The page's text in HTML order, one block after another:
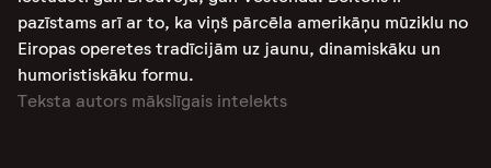
pazīstams arī ar to, ka viņš pārcēla amerikāņu mūziklu no
Eiropas operetes tradīcijām uz jaunu, dinamiskāku un
humoristiskāku formu​.
Teksta autors mākslīgais intelekts